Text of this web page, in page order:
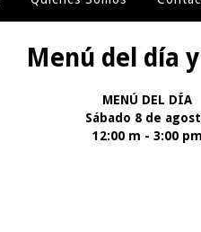
Menú del día
MENÚ DEL DÍA
Sábado 8 de
12:00 m - 3:00 pm